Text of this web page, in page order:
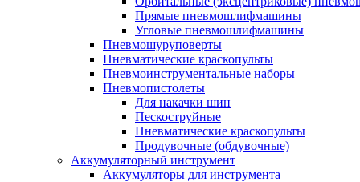
Прямые пневмошлифмашины
Угловые пневмошлифмашины
Пневмошуруповерты
Пневматические краскопульты
Пневмоинструментальные наборы
Пневмопистолеты
Для накачки шин
Пескоструйные
Пневматические краскопульты
Продувочные (обдувочные)
Аккумуляторный инструмент
Аккумуляторы для инструмента